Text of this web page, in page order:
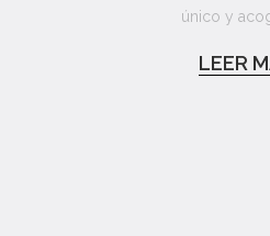
único y
LEER